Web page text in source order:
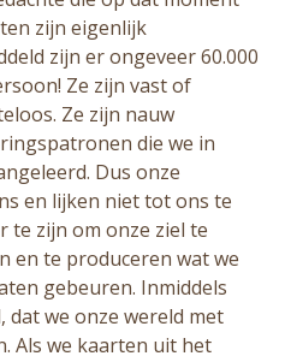
zijn eigenlijk
zijn er ongeveer 60.000
Ze zijn vast of
Ze zijn nauw
die we in
Dus onze
en lijken niet tot ons te
te zijn om onze ziel te
en te produceren wat we
gebeuren. Inmiddels
dat we onze wereld met
Als we kaarten uit het